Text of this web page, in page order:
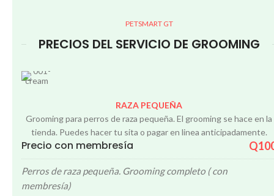
PETSMART GT
PRECIOS DEL SERVICIO DE GROOMING
RAZA PEQUEÑA
Grooming para perros de raza pequeña. El grooming se hace en la
tienda. Puedes hacer tu sita o pagar en linea anticipadamente.
Precio con membresía
Perros de raza pequeña. Grooming completo ( con
membresía)